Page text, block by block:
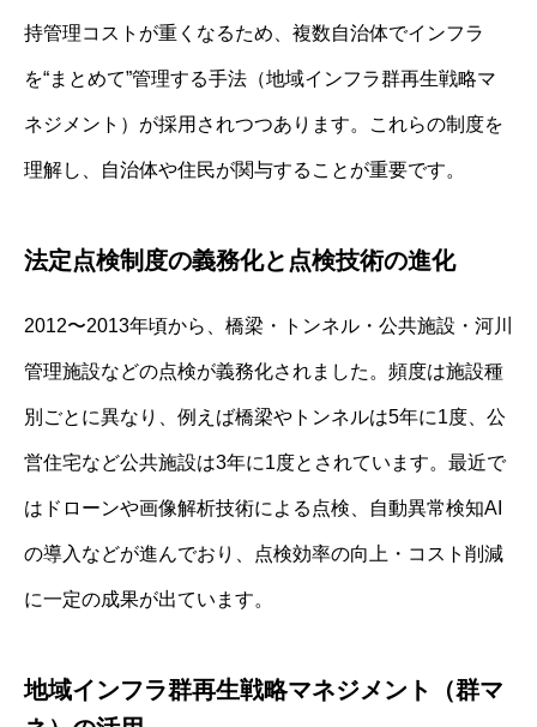
持管理コストが重くなるため、複数自治体でインフラ
を“まとめて”管理する手法（地域インフラ群再生戦略マ
ネジメント）が採用されつつあります。これらの制度を
理解し、自治体や住民が関与することが重要です。
法定点検制度の義務化と点検技術の進化
2012〜2013年頃から、橋梁・トンネル・公共施設・河川
管理施設などの点検が義務化されました。頻度は施設種
別ごとに異なり、例えば橋梁やトンネルは5年に1度、公
営住宅など公共施設は3年に1度とされています。最近で
はドローンや画像解析技術による点検、自動異常検知AI
の導入などが進んでおり、点検効率の向上・コスト削減
に一定の成果が出ています。
地域インフラ群再生戦略マネジメント（群マ